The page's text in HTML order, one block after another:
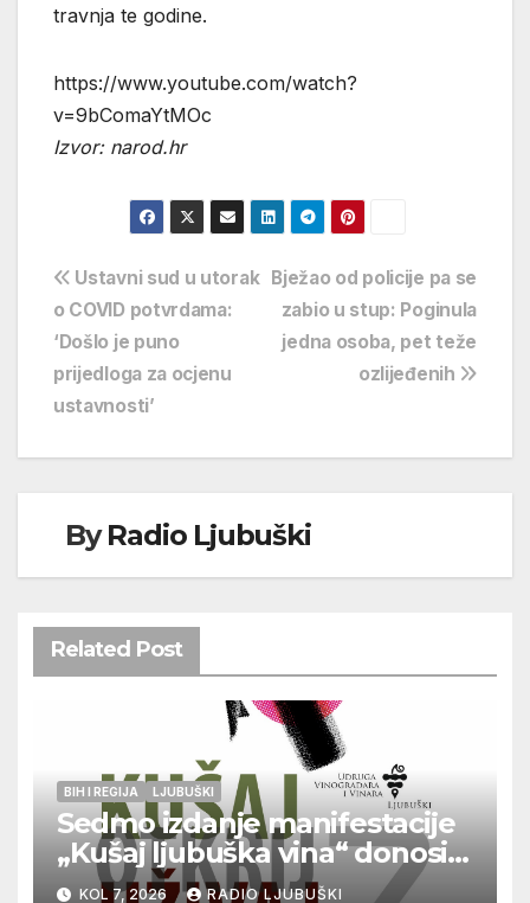
travnja te godine.
https://www.youtube.com/watch?
v=9bComaYtMOc
Izvor: narod.hr
Navigacija
objava
Bježao od policije pa se
zabio u stup: Poginula
jedna osoba, pet teže
ozlijeđenih
Ustavni sud u utorak
o COVID potvrdama:
‘Došlo je puno
prijedloga za ocjenu
ustavnosti’
ByRadio Ljubuški
Related Post
BIH I REGIJA LJUBUŠKI
Sedmo izdanje manifestacije
„Kušaj ljubuška vina“ donosi
vrhunska vina, gastronomiju i
KOL 7, 2026 RADIO LJUBUŠKI